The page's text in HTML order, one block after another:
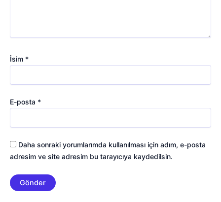
İsim *
E-posta *
Daha sonraki yorumlarımda kullanılması için adım, e-posta
adresim ve site adresim bu tarayıcıya kaydedilsin.